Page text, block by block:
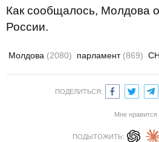
Как сообщалось, Молдова
России.
Молдова (2080) парламент (869)
ПОДЕЛИТЬСЯ:
Мне нравится
ПОДЫТОЖИТЬ: